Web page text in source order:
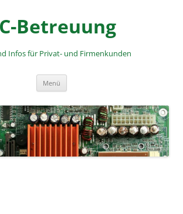
Betreuung
Infos für Privat- und Firmenkunden
Menü